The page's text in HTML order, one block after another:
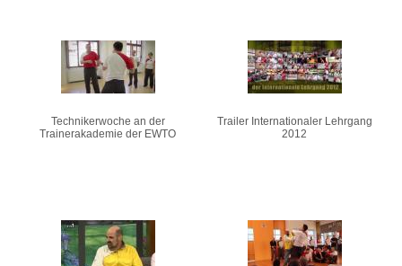
Technikerwoche an der
Trainerakademie der EWTO
Trailer Internationaler Lehrgang
2012